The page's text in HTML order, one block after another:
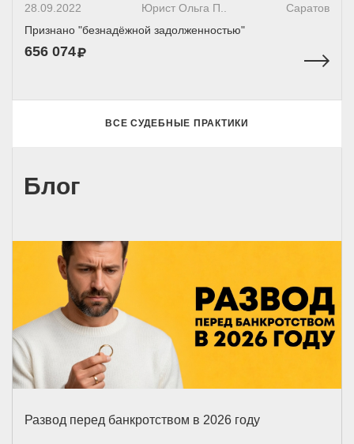
28.09.2022 Юрист Ольга П..
Саратов
Признано "безнадёжной задолженностью"
656 074
ВСЕ СУДЕБНЫЕ ПРАКТИКИ
Блог
Развод перед банкротством в 2026 году